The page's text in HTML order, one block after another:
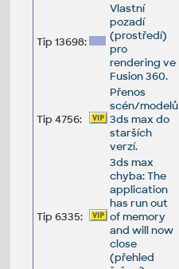
Tip 13698:
Vlastní
pozadí
(prostředí)
pro
rendering ve
Fusion 360.
Tip 4756:
Přenos
scén/modelů
3ds max do
starších
verzí.
Tip 6335:
3ds max
chyba: The
application
has run out
of memory
and will now
close
(přehled